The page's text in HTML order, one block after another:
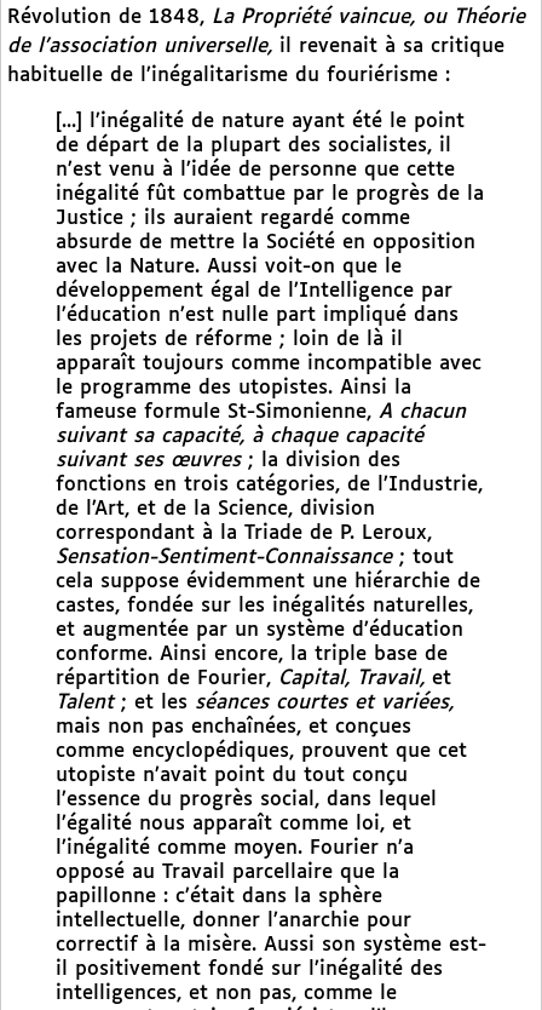
Révolution de 1848, La Propriété vaincue, ou Théorie
de l’association universelle, il revenait à sa critique
habituelle de l’inégalitarisme du fouriérisme :
[...] l’inégalité de nature ayant été le point
de départ de la plupart des socialistes, il
n’est venu à l’idée de personne que cette
inégalité fût combattue par le progrès de la
Justice ; ils auraient regardé comme
absurde de mettre la Société en opposition
avec la Nature. Aussi voit-on que le
développement égal de l’Intelligence par
l’éducation n’est nulle part impliqué dans
les projets de réforme ; loin de là il
apparaît toujours comme incompatible avec
le programme des utopistes. Ainsi la
fameuse formule St-Simonienne, A chacun
suivant sa capacité, à chaque capacité
suivant ses œuvres; la division des
fonctions en trois catégories, de l’Industrie,
de l’Art, et de la Science, division
correspondant à la Triade de P. Leroux,
Sensation-Sentiment-Connaissance; tout
cela suppose évidemment une hiérarchie de
castes, fondée sur les inégalités naturelles,
et augmentée par un système d’éducation
conforme. Ainsi encore, la triple base de
répartition de Fourier, Capital, Travail, et
Talent; et les séances courtes et variées,
mais non pas enchaînées, et conçues
comme encyclopédiques, prouvent que cet
utopiste n’avait point du tout conçu
l’essence du progrès social, dans lequel
l’égalité nous apparaît comme loi, et
l’inégalité comme moyen. Fourier n’a
opposé au Travail parcellaire que la
papillonne : c’était dans la sphère
intellectuelle, donner l’anarchie pour
correctif à la misère. Aussi son système est-
il positivement fondé sur l’inégalité des
intelligences, et non pas, comme le